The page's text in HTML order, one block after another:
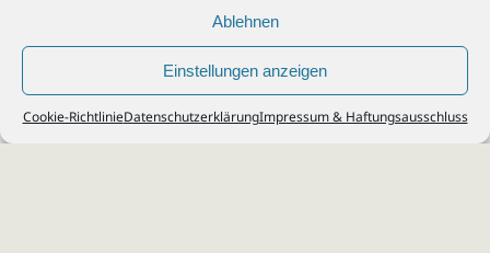
Ablehnen
Einstellungen anzeigen
Cookie-RichtlinieDatenschutzerklärungImpressum & Haftungsausschluss
© 2026Steuerberater Kempf, Köln - Steuerberatung Poll, Porz, Deutz, Mülheim,